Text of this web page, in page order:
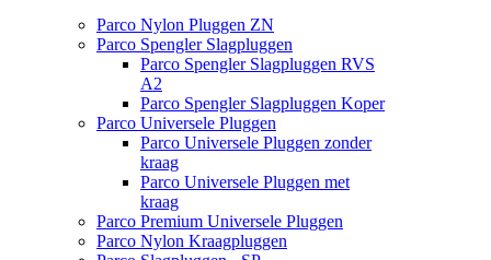
Parco Nylon Pluggen ZN
Parco Spengler Slagpluggen
Parco Spengler Slagpluggen RVS
A2
Parco Spengler Slagpluggen Koper
Parco Universele Pluggen
Parco Universele Pluggen zonder
kraag
Parco Universele Pluggen met
kraag
Parco Premium Universele Pluggen
Parco Nylon Kraagpluggen